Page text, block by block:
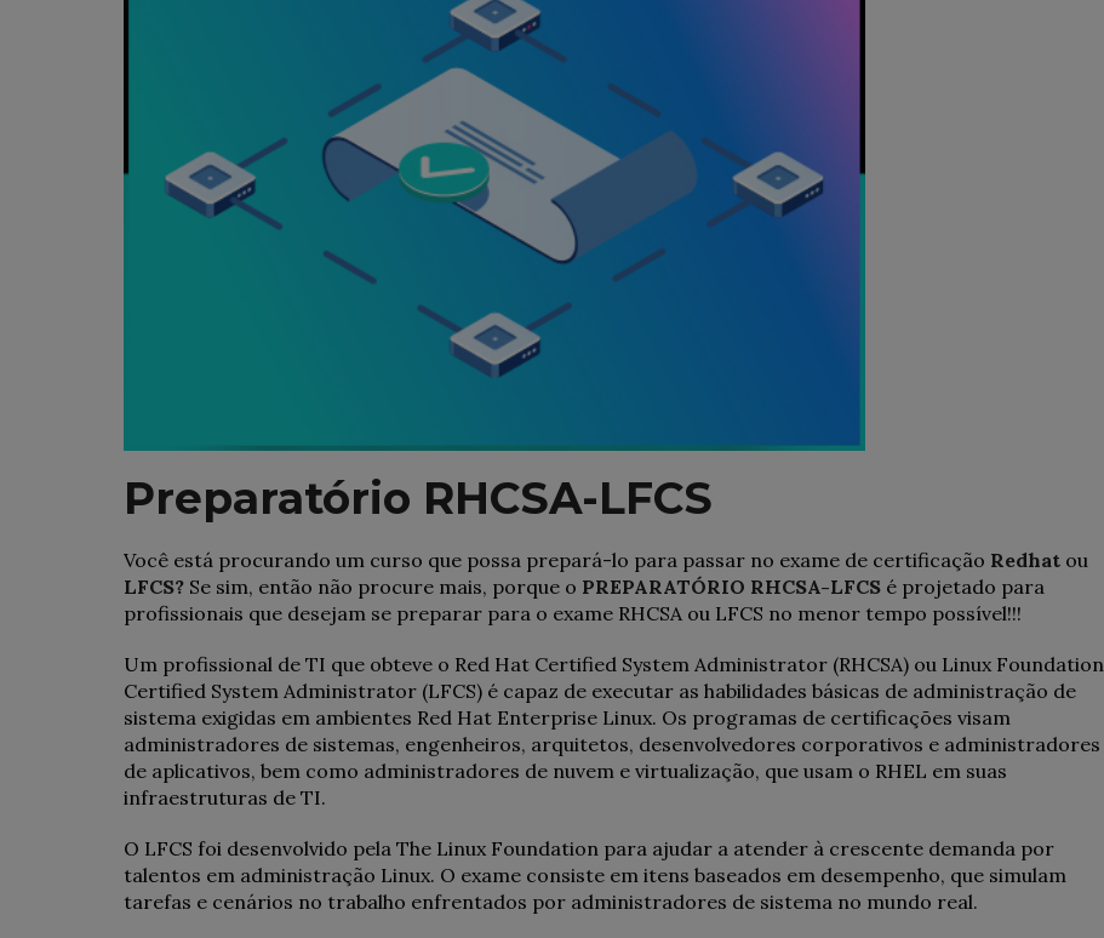
Preparatório RHCSA-LFCS
Você está procurando um curso que possa prepará-lo para passar no exame de certificação Redhat ou
LFCS? Se sim, então não procure mais, porque o PREPARATÓRIO RHCSA-LFCS é projetado para
profissionais que desejam se preparar para o exame RHCSA ou LFCS no menor tempo possível!!!
Um profissional de TI que obteve o Red Hat Certified System Administrator (RHCSA) ou Linux Foundation
Certified System Administrator (LFCS) é capaz de executar as habilidades básicas de administração de
sistema exigidas em ambientes Red Hat Enterprise Linux. Os programas de certificações visam
administradores de sistemas, engenheiros, arquitetos, desenvolvedores corporativos e administradores
de aplicativos, bem como administradores de nuvem e virtualização, que usam o RHEL em suas
infraestruturas de TI.
O LFCS foi desenvolvido pela The Linux Foundation para ajudar a atender à crescente demanda por
talentos em administração Linux. O exame consiste em itens baseados em desempenho, que simulam
tarefas e cenários no trabalho enfrentados por administradores de sistema no mundo real.